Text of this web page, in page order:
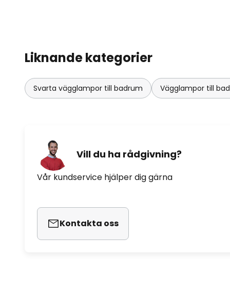
Liknande kategorier
Svarta vägglampor till badrum Vägglampor till
Vill du ha rådgivning?
Vår kundservice hjälper dig gärna
Kontakta oss